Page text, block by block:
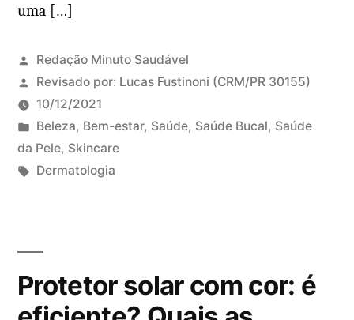
uma […]
Redação Minuto Saudável
Revisado por: Lucas Fustinoni (CRM/PR 30155)
10/12/2021
P
u
b
d
o
Beleza, Bem-estar, Saúde, Saúde Bucal, Saúde
da Pele, Skincare
T
Dermatologia
Protetor solar com cor: é